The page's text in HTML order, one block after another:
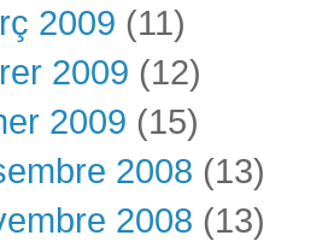
2009 (11)
2009 (12)
2009 (15)
2008 (13)
2008 (13)